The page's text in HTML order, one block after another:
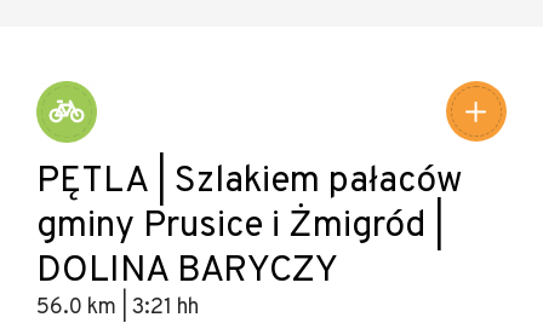
PĘTLA | Szlakiem pałaców
gminy Prusice i Żmigród |
DOLINA BARYCZY
56.0 km | 3:21 hh